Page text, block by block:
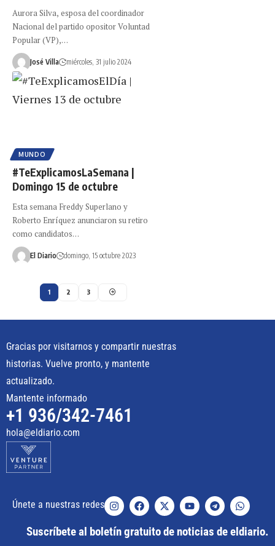
Aurora Silva, esposa del coordinador
Nacional del partido opositor Voluntad
Popular (VP),…
José Villa miércoles, 31 julio 2024
MUNDO
#TeExplicamosLaSemana |
Domingo 15 de octubre
Esta semana Freddy Superlano y
Roberto Enríquez anunciaron su retiro
como candidatos…
El Diario domingo, 15 octubre 2023
1 2 3
Gracias por visitarnos y compartir nuestras
historias. Vuelve pronto, y mantente
actualizado.
Mantente informado
+1 936/342-7461
hola@eldiario.com
Únete a nuestras redes
Suscríbete al boletín gratuito de noticias de eldiario.